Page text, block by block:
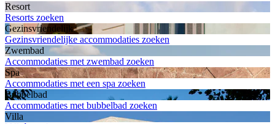
Resort
Resorts zoeken
Gezinsvriendelijk
Gezinsvriendelijke accommodaties zoeken
Zwembad
Accommodaties met zwembad zoeken
Spa
Accommodaties met een spa zoeken
Bubbelbad
Accommodaties met bubbelbad zoeken
Villa